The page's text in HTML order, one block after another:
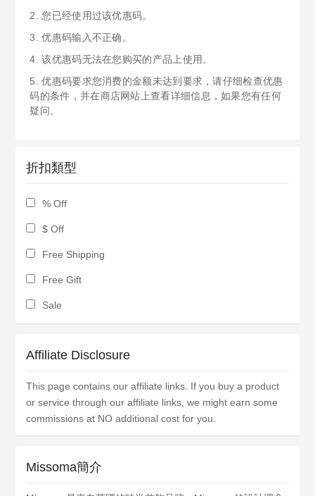
2. 您已经使用过该优惠码。
3. 优惠码输入不正确。
4. 该优惠码无法在您购买的产品上使用。
5. 优惠码要求您消费的金额未达到要求，请仔细检查优惠
码的条件，并在商店网站上查看详细信息，如果您有任何
疑问。
折扣類型
% Off
$ Off
Free Shipping
Free Gift
Sale
Affiliate Disclosure
This page contains our affiliate links. If you buy a product
or service through our affiliate links, we might earn some
commissions at NO additional cost for you.
Missoma簡介